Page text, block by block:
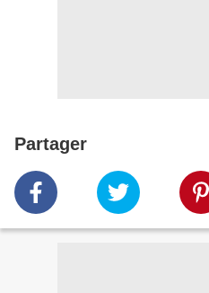
Partager